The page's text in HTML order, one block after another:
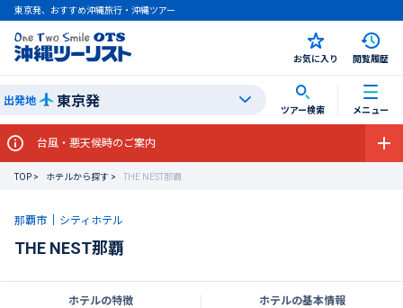
東京発、おすすめ沖縄旅行・沖縄ツアー
お気に入り 閲覧履歴
出発地 東京発 ツアー検索 メニュー
台風・悪天候時のご案内
TOP ホテルから探す THE NEST那覇
那覇市 シティホテル
THE NEST那覇
ホテルの特徴 ホテルの基本情報